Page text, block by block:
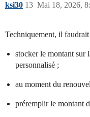
ksi30 Mai 18, 2026,
13
Techniquement, il faudrait
stocker le montant sur
personnalisé ;
au moment du
préremplir le montant